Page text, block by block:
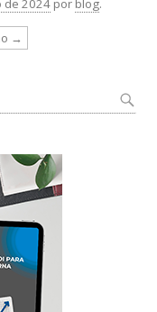
de 2024 por blog.
→